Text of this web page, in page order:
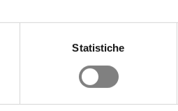
Statistiche